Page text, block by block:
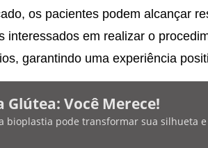
os pacientes podem alcançar
interessados em realizar o
garantindo uma experiência
Glútea: Você Merece!
bioplastia pode transformar sua silhueta